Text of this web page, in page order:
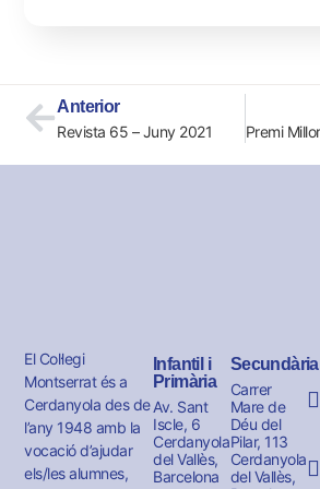
Anterior
Revista 65 – Juny 2021
El Col·legi
Montserrat és a
Cerdanyola des de
l’any 1948 amb la
vocació d’ajudar
els/les alumnes,
Infantil i
Primària
Av. Sant
Iscle, 6
Cerdanyola
del Vallès,
Barcelona
Secundària
Carrer
Mare de
Déu del
Pilar, 113
Cerdanyola
del Vallès,